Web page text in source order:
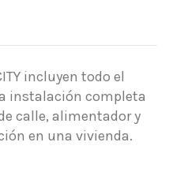
incluyen todo el
instalación completa
calle, alimentador y
en una vivienda.